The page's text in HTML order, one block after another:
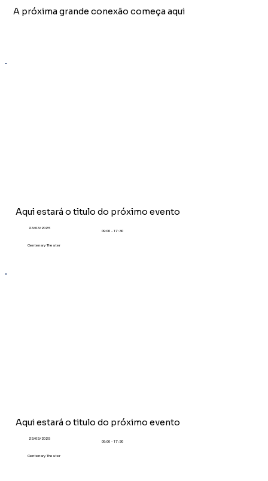
A próxima grande conexão começa aqui
Aqui estará o titulo do próximo evento
23/03/2025
09:00 - 17:30
Centenary Theater
Aqui estará o titulo do próximo evento
23/03/2025
09:00 - 17:30
Centenary Theater